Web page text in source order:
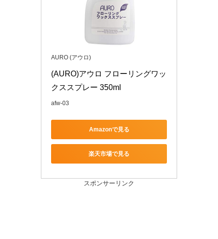
AURO (アウロ)
(AURO)アウロ フローリングワッ
クススプレー 350ml
afw-03
Amazonで見る
楽天市場で見る
スポンサーリンク